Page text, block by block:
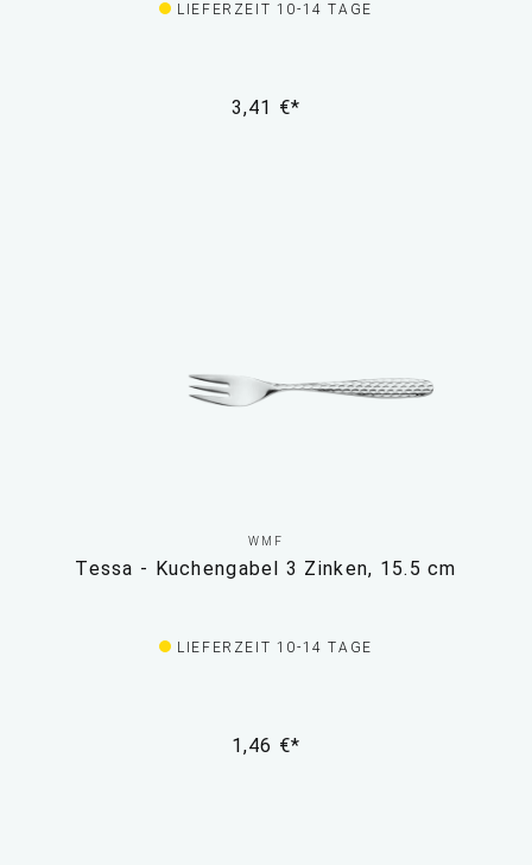
LIEFERZEIT 10-14 TAGE
3,41 €*
WMF
Tessa - Kuchengabel 3 Zinken, 15.5 cm
LIEFERZEIT 10-14 TAGE
1,46 €*